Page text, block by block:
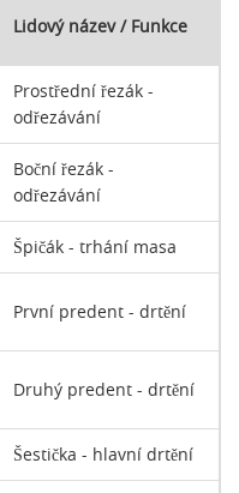
Lidový název / Funkce
Prostřední řezák -
odřezávání
Boční řezák -
odřezávání
Špičák - trhání masa
První predent - drtění
Druhý predent - drtění
Šestička - hlavní drtění